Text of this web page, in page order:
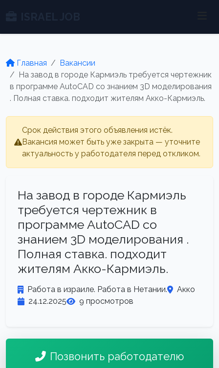
Главная
Вакансии
На завод в городе Кармиэль требуется чертежник
в программе AutoCAD со знанием 3D моделирования
. Полная ставка. подходит жителям Акко-Кармиэль.
Срок действия этого объявления истёк.
Вакансия может быть уже закрыта — уточните
актуальность у работодателя перед откликом.
На завод в городе Кармиэль
требуется чертежник в
программе AutoCAD со
знанием 3D моделирования .
Полная ставка. подходит
жителям Акко-Кармиэль.
Работа в израиле. Работа в Нетании.
Акко
24.12.2025
9 просмотров
Позвонить работодателю